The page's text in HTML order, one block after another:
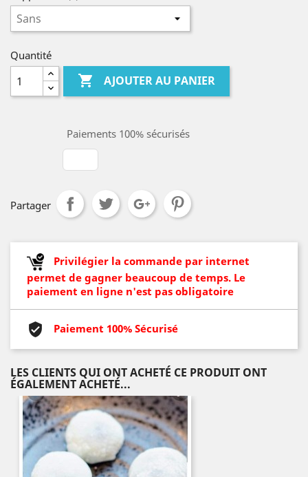
Quantité
 AJOUTER AU PANIER
Paiements 100% sécurisés
Partager
Privilégier la commande par internet
permet de gagner beaucoup de temps. Le
paiement en ligne n'est pas obligatoire
Paiement 100% Sécurisé
LES CLIENTS QUI ONT ACHETÉ CE PRODUIT ONT
ÉGALEMENT ACHETÉ...